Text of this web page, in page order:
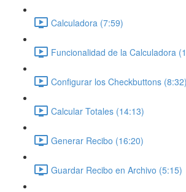
Calculadora (7:59)
Funcionalidad de la Calculadora
Configurar los Checkbuttons (8:32)
Calcular Totales (14:13)
Generar Recibo (16:20)
Guardar Recibo en Archivo (5:15)